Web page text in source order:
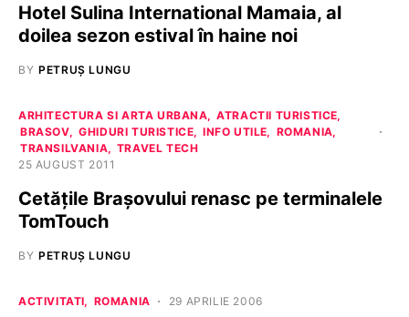
Hotel Sulina International Mamaia, al
doilea sezon estival în haine noi
BY PETRUȘ LUNGU
ARHITECTURA SI ARTA URBANA
ATRACTII TURISTICE
BRASOV
GHIDURI TURISTICE INFO UTILE
ROMANIA
TRANSILVANIA
TRAVEL TECH
25 AUGUST 2011
Cetăţile Braşovului renasc pe terminalele
TomTouch
BY PETRUȘ LUNGU
ACTIVITATI ROMANIA 29 APRILIE 2006